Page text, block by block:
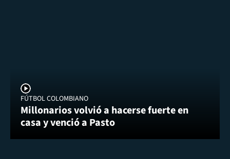
FÚTBOL COLOMBIANO
Millonarios volvió a hacerse fuerte en
casa y venció a Pasto